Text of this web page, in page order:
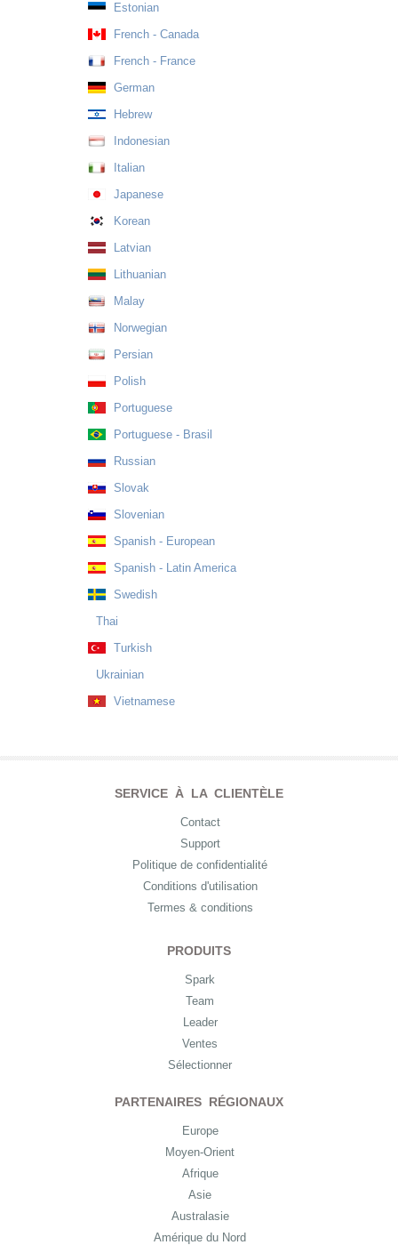
Estonian
French - Canada
French - France
German
Hebrew
Indonesian
Italian
Japanese
Korean
Latvian
Lithuanian
Malay
Norwegian
Persian
Polish
Portuguese
Portuguese - Brasil
Russian
Slovak
Slovenian
Spanish - European
Spanish - Latin America
Swedish
Thai
Turkish
Ukrainian
Vietnamese
SERVICE À LA CLIENTÈLE
Contact
Support
Politique de confidentialité
Conditions d'utilisation
Termes & conditions
PRODUITS
Spark
Team
Leader
Ventes
Sélectionner
PARTENAIRES RÉGIONAUX
Europe
Moyen-Orient
Afrique
Asie
Australasie
Amérique du Nord